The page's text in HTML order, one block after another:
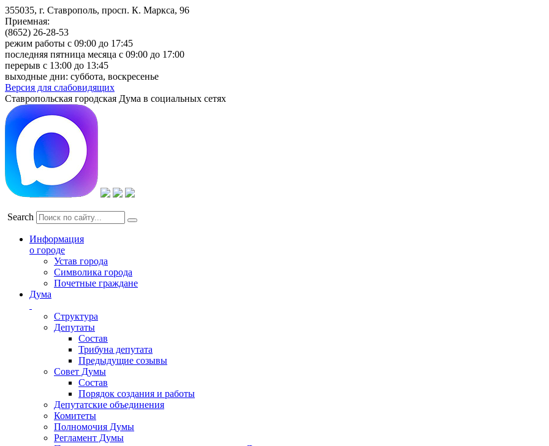
355035, г. Ставрополь, просп. К. Маркса, 96
Приемная:
(8652) 26-28-53
режим работы с 09:00 до 17:45
последняя пятница месяца с 09:00 до 17:00
перерыв с 13:00 до 13:45
выходные дни: суббота, воскресенье
Версия для слабовидящих
Ставропольская городская Дума в социальных сетях
Search
Информация
о городе
Устав города
Символика города
Почетные граждане
Дума
Структура
Депутаты
Состав
Трибуна депутата
Предыдущие созывы
Совет Думы
Состав
Порядок создания и работы
Депутатские объединения
Комитеты
Полномочия Думы
Регламент Думы